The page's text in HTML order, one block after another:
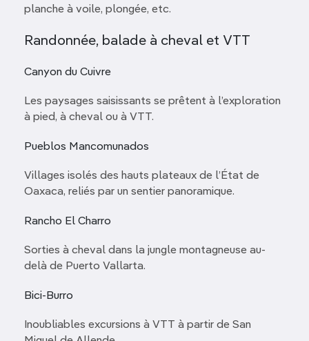
planche à voile, plongée, etc.
Randonnée, balade à cheval et VTT
Canyon du Cuivre
Les paysages saisissants se prêtent à l’exploration
à pied, à cheval ou à VTT.
Pueblos Mancomunados
Villages isolés des hauts plateaux de l’État de
Oaxaca, reliés par un sentier panoramique.
Rancho El Charro
Sorties à cheval dans la jungle montagneuse au-
delà de Puerto Vallarta.
Bici-Burro
Inoubliables excursions à VTT à partir de San